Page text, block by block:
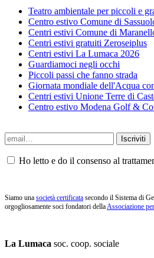
Teatro ambientale per piccoli e
Centro estivo Comune di
Centri estivi Comune di
Centri estivi gratuiti Zeroseiplus
Centri estivi La Lumaca 2026
Guardiamoci negli occhi
Piccoli passi che fanno strada
Giornata mondiale dell'Acqua
Centri estivi Unione Terre di
Centro estivo Modena Golf &
Ho letto e do il consenso al
Siamo una società certificata secondo il Sistema di
orgogliosamente soci fondatori dellaAssociazione
La Lumaca soc. coop. sociale